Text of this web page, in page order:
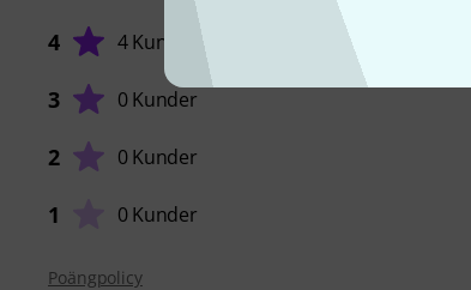
4 4 Kunder
3 0 Kunder
2 0 Kunder
1 0 Kunder
Poängpolicy